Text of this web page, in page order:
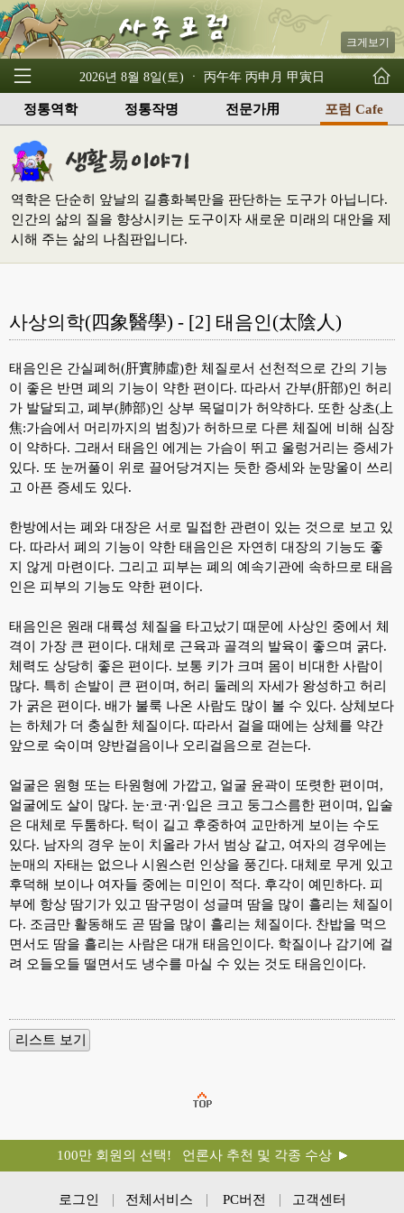
크게보기
2026년 8월 8일(토) ㆍ 丙午年 丙申月 甲寅日
정통역학 정통작명 전문가用 포럼 Cafe
역학은 단순히 앞날의 길흉화복만을 판단하는 도구가 아닙니다.
인간의 삶의 질을 향상시키는 도구이자 새로운 미래의 대안을 제
시해 주는 삶의 나침판입니다.
사상의학(四象醫學) - [2] 태음인(太陰人)
태음인은 간실폐허(肝實肺虛)한 체질로서 선천적으로 간의 기능
이 좋은 반면 폐의 기능이 약한 편이다. 따라서 간부(肝部)인 허리
가 발달되고, 폐부(肺部)인 상부 목덜미가 허약하다. 또한 상초(上
焦:가슴에서 머리까지의 범칭)가 허하므로 다른 체질에 비해 심장
이 약하다. 그래서 태음인 에게는 가슴이 뛰고 울렁거리는 증세가
있다. 또 눈꺼풀이 위로 끌어당겨지는 듯한 증세와 눈망울이 쓰리
고 아픈 증세도 있다.
한방에서는 폐와 대장은 서로 밀접한 관련이 있는 것으로 보고 있
다. 따라서 폐의 기능이 약한 태음인은 자연히 대장의 기능도 좋
지 않게 마련이다. 그리고 피부는 폐의 예속기관에 속하므로 태음
인은 피부의 기능도 약한 편이다.
태음인은 원래 대륙성 체질을 타고났기 때문에 사상인 중에서 체
격이 가장 큰 편이다. 대체로 근육과 골격의 발육이 좋으며 굵다.
체력도 상당히 좋은 편이다. 보통 키가 크며 몸이 비대한 사람이
많다. 특히 손발이 큰 편이며, 허리 둘레의 자세가 왕성하고 허리
가 굵은 편이다. 배가 불룩 나온 사람도 많이 볼 수 있다. 상체보다
는 하체가 더 충실한 체질이다. 따라서 걸을 때에는 상체를 약간
앞으로 숙이며 양반걸음이나 오리걸음으로 걷는다.
얼굴은 원형 또는 타원형에 가깝고, 얼굴 윤곽이 또렷한 편이며,
얼굴에도 살이 많다. 눈·코·귀·입은 크고 둥그스름한 편이며, 입술
은 대체로 두툼하다. 턱이 길고 후중하여 교만하게 보이는 수도
있다. 남자의 경우 눈이 치올라 가서 범상 같고, 여자의 경우에는
눈매의 자태는 없으나 시원스런 인상을 풍긴다. 대체로 무게 있고
후덕해 보이나 여자들 중에는 미인이 적다. 후각이 예민하다. 피
부에 항상 땀기가 있고 땀구멍이 성글며 땀을 많이 흘리는 체질이
다. 조금만 활동해도 곧 땀을 많이 흘리는 체질이다. 찬밥을 먹으
면서도 땀을 흘리는 사람은 대개 태음인이다. 학질이나 감기에 걸
려 오들오들 떨면서도 냉수를 마실 수 있는 것도 태음인이다.
100만 회원의 선택! 언론사 추천 및 각종 수상
로그인 전체서비스 PC버전 고객센터